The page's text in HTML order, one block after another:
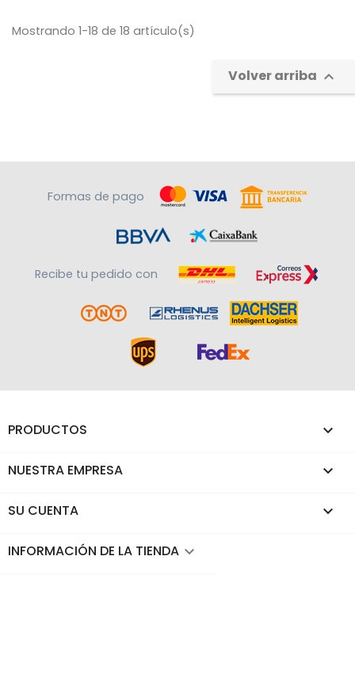
Mostrando 1-18 de 18 artículo(s)
Volver arriba 
Formas de pago
Recibe tu pedido con
PRODUCTOS 
NUESTRA EMPRESA 
SU CUENTA 
INFORMACIÓN DE LA TIENDA keyboard_arrow_down